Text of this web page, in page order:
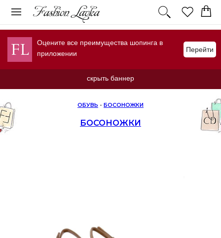
Оцените все преимущества шопинга в
приложении
Перейти
скрыть баннер
ОБУВЬ - БОСОНОЖКИ
БОСОНОЖКИ